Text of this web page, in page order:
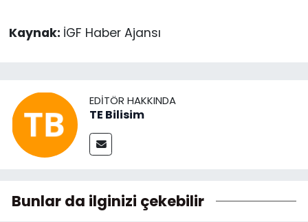
Kaynak: İGF Haber Ajansı
EDITÖR HAKKINDA
TE Bilisim
Bunlar da ilginizi çekebilir